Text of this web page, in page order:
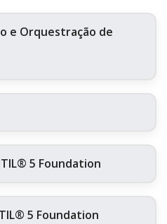
e Orquestração de
5 Foundation
5 Foundation